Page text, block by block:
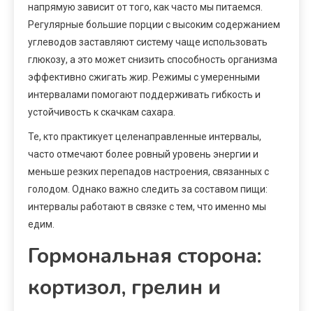
напрямую зависит от того, как часто мы питаемся.
Регулярные большие порции с высоким содержанием
углеводов заставляют систему чаще использовать
глюкозу, а это может снизить способность организма
эффективно сжигать жир. Режимы с умеренными
интервалами помогают поддерживать гибкость и
устойчивость к скачкам сахара.
Те, кто практикует целенаправленные интервалы,
часто отмечают более ровный уровень энергии и
меньше резких перепадов настроения, связанных с
голодом. Однако важно следить за составом пищи:
интервалы работают в связке с тем, что именно мы
едим.
Гормональная сторона:
кортизол, грелин и